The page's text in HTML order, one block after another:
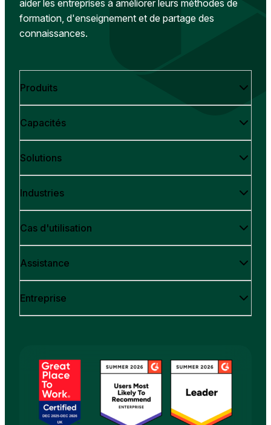
aider les entreprises à améliorer leurs méthodes de
formation, d'enseignement et de partage des
connaissances.
Produits
Capacités
Solutions
Industries
Cas d'utilisation
Assistance
Entreprise